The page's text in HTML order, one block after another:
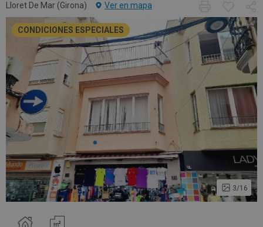
Lloret De Mar (Girona) Ver en mapa
CONDICIONES ESPECIALES
3/16